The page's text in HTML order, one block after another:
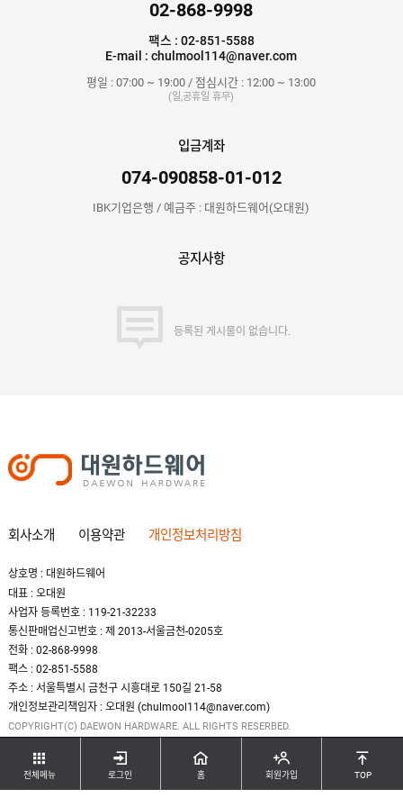
전체메뉴 로그인 홈 회원가입 TOP
02-868-9998
팩스 : 02-851-5588
E-mail : chulmool114@naver.com
평일 : 07:00 ~ 19:00 / 점심시간 : 12:00 ~ 13:00
(일,공휴일 휴무)
입금계좌
074-090858-01-012
IBK기업은행 / 예금주 : 대원하드웨어(오대원)
공지사항
등록된 게시물이 없습니다.
회사소개 이용약관 개인정보처리방침
상호명 : 대원하드웨어
대표 : 오대원
사업자 등록번호 : 119-21-32233
통신판매업신고번호 : 제 2013-서울금천-0205호
전화 : 02-868-9998
팩스 : 02-851-5588
주소 : 서울특별시 금천구 시흥대로 150길 21-58
개인정보관리책임자 : 오대원 (chulmool114@naver.com)
COPYRIGHT(C) DAEWON HARDWARE. ALL RIGHTS RESERBED.